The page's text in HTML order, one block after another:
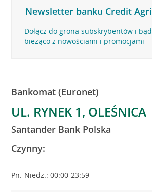
Newsletter banku Credit
Dołącz do grona subskrybentów i
bieżąco z nowościami i promocjami
Bankomat (Euronet)
UL. RYNEK 1, OLEŚNICA
Santander Bank Polska
Czynny:
Pn.-Niedz.: 00:00-23:59